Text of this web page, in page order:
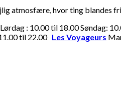
atmosfære, hvor ting
: 10.00 til 18.00 Søndag:
til 22.00 Les Voyageurs